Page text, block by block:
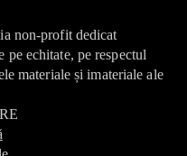
non-profit dedicat
echitate, pe respectul
materiale și imateriale ale